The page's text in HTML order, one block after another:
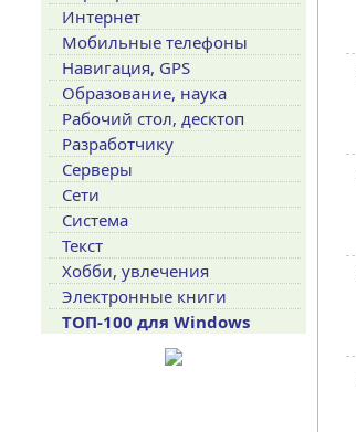
Интернет
Мобильные телефоны
Навигация, GPS
Образование, наука
Рабочий стол, десктоп
Разработчику
Серверы
Сети
Система
Текст
Хобби, увлечения
Электронные книги
ТОП-100 для Windows